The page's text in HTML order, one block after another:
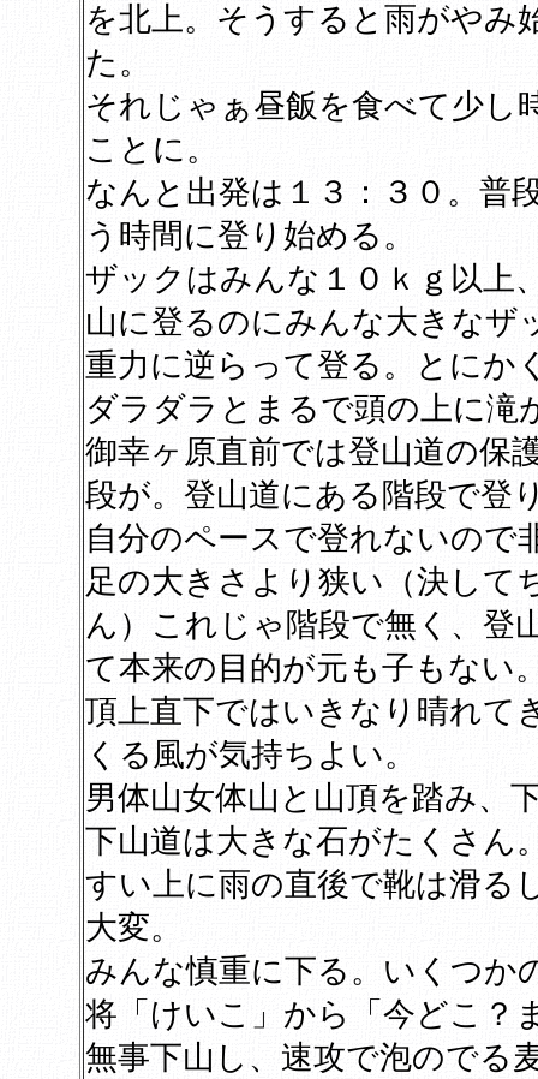
を北上。そうすると雨がやみ
た。
それじゃぁ昼飯を食べて少し
ことに。
なんと出発は１３：３０。普
う時間に登り始める。
ザックはみんな１０ｋｇ以上
山に登るのにみんな大きなザ
重力に逆らって登る。とにか
ダラダラとまるで頭の上に滝
御幸ヶ原直前では登山道の保
段が。登山道にある階段で登
自分のペースで登れないので
足の大きさより狭い（決して
ん）これじゃ階段で無く、登
て本来の目的が元も子もない
頂上直下ではいきなり晴れて
くる風が気持ちよい。
男体山女体山と山頂を踏み、
下山道は大きな石がたくさん
すい上に雨の直後で靴は滑る
大変。
みんな慎重に下る。いくつか
将「けいこ」から「今どこ？
無事下山し、速攻で泡のでる